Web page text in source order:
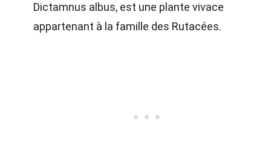
Dictamnus albus, est une plante vivace
appartenant à la famille des Rutacées.